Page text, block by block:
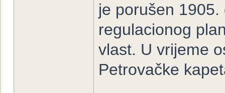
je porušen
regulacionog
vlast. U vrijeme
Petrovačke